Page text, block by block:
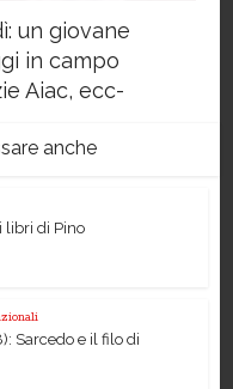
un giovane
in campo
Aiac, ecc-
anche
libri di Pino
Sarcedo e il filo di